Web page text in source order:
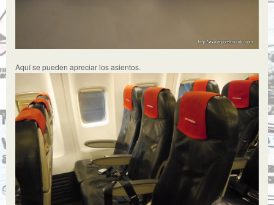
Aquí se pueden apreciar los asientos.